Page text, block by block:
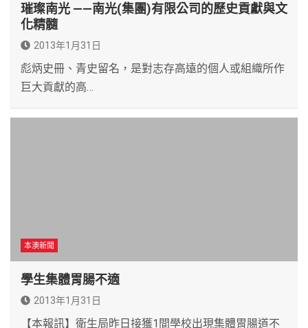
璀璨南光 ——南光(集團)有限公司的歷史貢獻與文
化精髓
2013年1月31日
彪炳史冊、青史留名，是對志存高遠的個人或組織所作
巨大貢獻的高…
本澳新聞
學生集體胃腸不適
2013年1月31日
【本報訊】衛生局昨日接獲1間學校出現集體胃腸道不